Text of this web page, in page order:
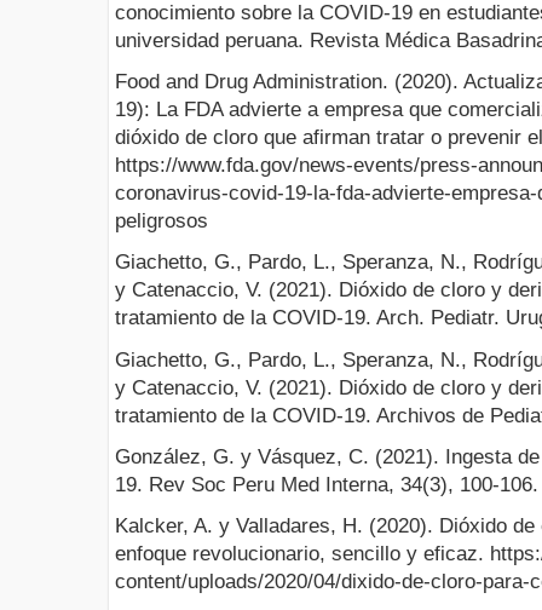
conocimiento sobre la COVID-19 en
universidad peruana. Revista Médica
Food and Drug Administration. (2020).
19): La FDA advierte a empresa que
dióxido de cloro que afirman tratar o prevenir
https://www.fda.gov/news-events/press-
coronavirus-covid-19-la-fda-advierte-
peligrosos
Giachetto, G., Pardo, L., Speranza, N.,
y Catenaccio, V. (2021). Dióxido de cloro y
tratamiento de la COVID-19. Arch. Pediatr.
Giachetto, G., Pardo, L., Speranza, N.,
y Catenaccio, V. (2021). Dióxido de cloro y
tratamiento de la COVID-19. Archivos de
González, G. y Vásquez, C. (2021). Ingesta
19. Rev Soc Peru Med Interna, 34(3), 100-106.
Kalcker, A. y Valladares, H. (2020). Dióxido
enfoque revolucionario, sencillo y eficaz.
content/uploads/2020/04/dixido-de-cloro-para-